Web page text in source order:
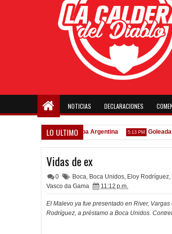
NOTICIAS DECLARACIONES
LO ULTIMO
confirmado en la Copa Argentina 5:13 PM Goleada
Vidas de ex
0 Boca, Boca Unidos, Eloy Rodríguez,
Vasco da Gama
11:12 p.m.
El Malevo ya fue presentado en River,
Rodríguez, a préstamo a Boca Unidos.